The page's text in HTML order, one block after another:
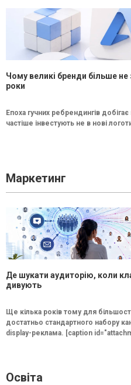
Чому великі бренди більше
роки
Епоха гучних ребрендингів
частіше інвестують не в нові
Маркетинг
Де шукати аудиторію, коли
дивують
Ще кілька років тому для
достатньо стандартного набору
display-реклама. [caption
Освіта